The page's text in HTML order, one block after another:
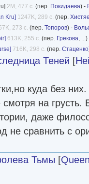
2M, 477 с. (пер. Покидаева) -
Kru] 1247K, 289 с. (пер.
273 с. (пер. Топоров) -
613K, 255 с. (пер. Грекова,
716K, 298 с. (пер. Стаценко
Теней [
куда без
на грусть.
даже
не сравнить с
Тьмы [